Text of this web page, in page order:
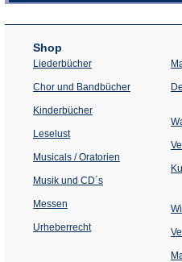
Shop
Liederbücher
Chor und Bandbücher
Kinderbücher
Leselust
Musicals / Oratorien
Musik und CD´s
Messen
Urheberrecht